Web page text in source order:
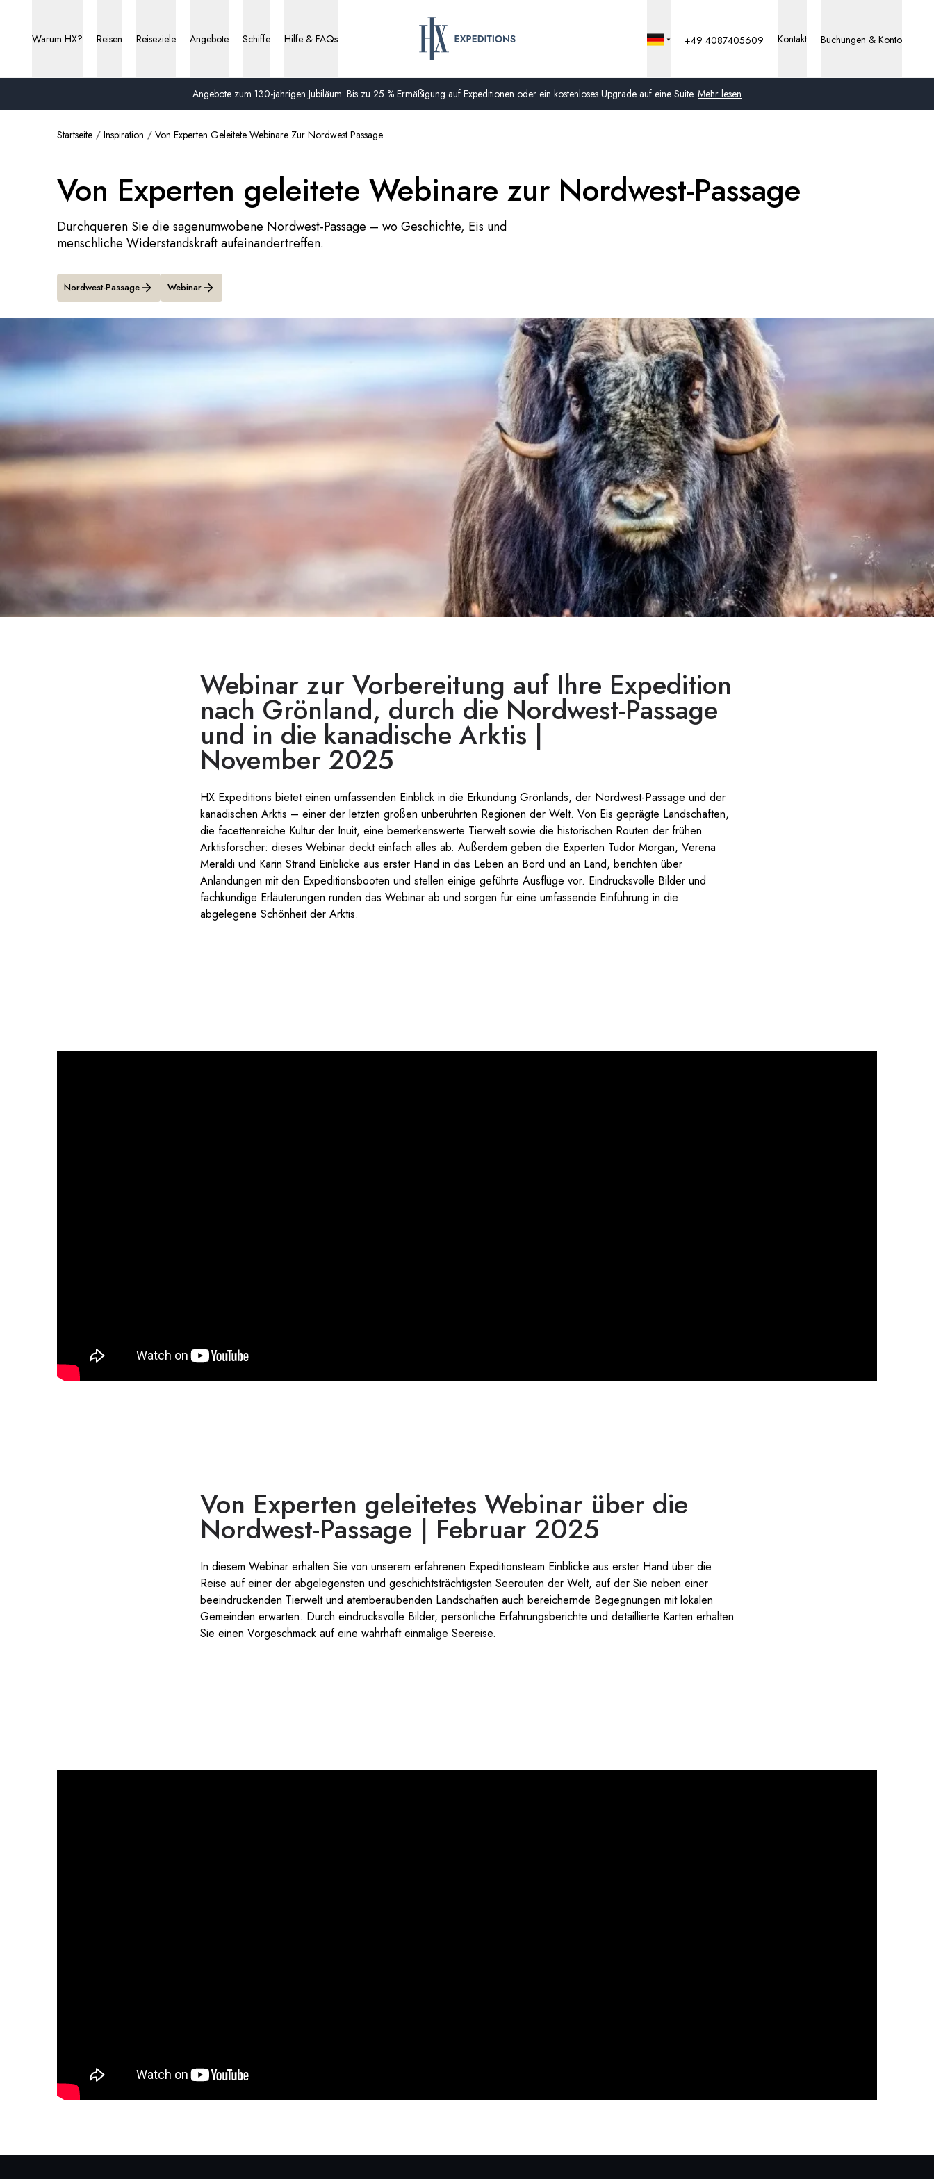
Angebote zum 130-jährigen Jubiläum: Bis zu 25 % Ermäßigung auf Expeditionen oder ein kostenloses Upgrade auf eine Suite. Mehr lesen
Warum HX? Reisen Reiseziele Angebote Schiffe Hilfe & FAQs
Vereinigtes Königreich
Schweiz
Frankreich
Schweden
Dänemark
Norwegen
+49 4087405609 Kontakt Buchungen & Konto
Startseite Inspiration Von Experten Geleitete Webinare Zur Nordwest Passage
Von Experten geleitete Webinare zur Nordwest-Passage
Durchqueren Sie die sagenumwobene Nordwest-Passage – wo Geschichte, Eis und
menschliche Widerstandskraft aufeinandertreffen.
Nordwest-Passage Webinar
Webinar zur Vorbereitung auf Ihre Expedition
nach Grönland, durch die Nordwest-Passage
und in die kanadische Arktis |
November 2025
HX Expeditions bietet einen umfassenden Einblick in die Erkundung Grönlands, der Nordwest-Passage und der
kanadischen Arktis – einer der letzten großen unberührten Regionen der Welt. Von Eis geprägte Landschaften,
die facettenreiche Kultur der Inuit, eine bemerkenswerte Tierwelt sowie die historischen Routen der frühen
Arktisforscher: dieses Webinar deckt einfach alles ab. Außerdem geben die Experten Tudor Morgan, Verena
Meraldi und Karin Strand Einblicke aus erster Hand in das Leben an Bord und an Land, berichten über
Anlandungen mit den Expeditionsbooten und stellen einige geführte Ausflüge vor. Eindrucksvolle Bilder und
fachkundige Erläuterungen runden das Webinar ab und sorgen für eine umfassende Einführung in die
abgelegene Schönheit der Arktis.
Von Experten geleitetes Webinar über die
Nordwest-Passage | Februar 2025
In diesem Webinar erhalten Sie von unserem erfahrenen Expeditionsteam Einblicke aus erster Hand über die
Reise auf einer der abgelegensten und geschichtsträchtigsten Seerouten der Welt, auf der Sie neben einer
beeindruckenden Tierwelt und atemberaubenden Landschaften auch bereichernde Begegnungen mit lokalen
Gemeinden erwarten. Durch eindrucksvolle Bilder, persönliche Erfahrungsberichte und detaillierte Karten erhalten
Sie einen Vorgeschmack auf eine wahrhaft einmalige Seereise.